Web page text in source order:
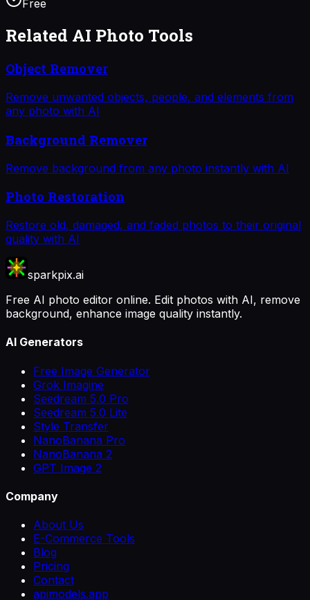
Free
Related AI Photo Tools
Object Remover
Remove unwanted objects, people, and elements from
any photo with AI
Background Remover
Remove background from any photo instantly with AI
Photo Restoration
Restore old, damaged, and faded photos to their original
quality with AI
sparkpix.ai
Free AI photo editor online. Edit photos with AI, remove
background, enhance image quality instantly.
AI Generators
Free Image Generator
Grok Imagine
Seedream 5.0 Pro
Seedream 5.0 Lite
Style Transfer
NanoBanana Pro
NanoBanana 2
GPT Image 2
Company
About Us
E-Commerce Tools
Blog
Pricing
Contact
apimodels.app